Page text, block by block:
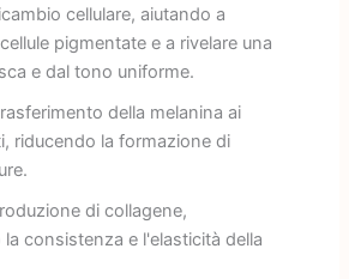
cellulare, aiutando a
pigmentate e a rivelare una
e dal tono uniforme.
della melanina ai
riducendo la formazione di
di collagene,
consistenza e l'elasticità della